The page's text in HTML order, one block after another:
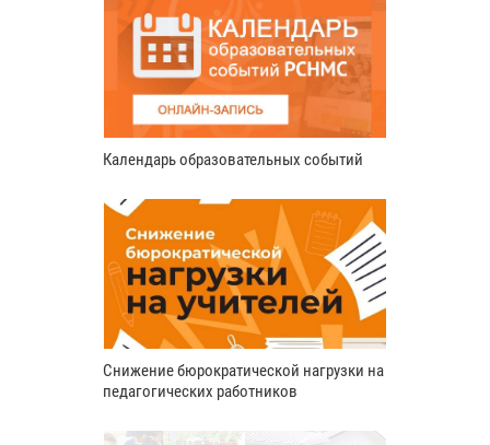
Календарь образовательных событий
Снижение бюрократической нагрузки на
педагогических работников